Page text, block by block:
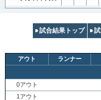
試合結果トップ
アウト ランナー
0アウト
1アウト